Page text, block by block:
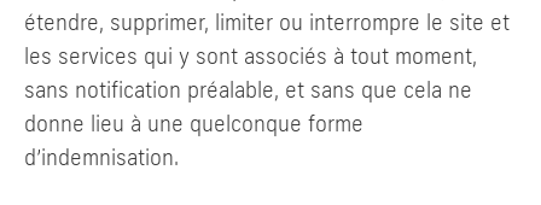
étendre, supprimer, limiter ou interrompre le site et
les services qui y sont associés à tout moment,
sans notification préalable, et sans que cela ne
donne lieu à une quelconque forme
d’indemnisation.